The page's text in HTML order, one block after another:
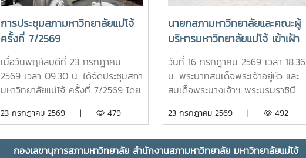
การประชุมสภามหาวิทยาลัยแม่โจ้
ครั้งที่ 7/2569
เมื่อวันพฤหัสบดีที่ 23 กรกฎาคม
2569 เวลา 09.30 น. ได้จัดประชุมสภา
มหาวิทยาลัยแม่โจ้ ครั้งที่ 7/2569 โดย
นิช นายกสภามหาวิทยาลัยแม่โจ้ เป็น
มหาวิทยาลัย ชั้น 5 อาคารสำนักงาน
23 กรกฎาคม 2569 | 479
นายกสภามหาวิทยาลัยและคณะผู้
บริหารมหาวิทยาลัยแม่โจ้ เข้าเฝ้า
ทูลละอองธุลีพระบาท ทูลเกล้าฯ
ถวายปริญญาดุษฎีบัณฑิต
กิตติมศักดิ์ ครุยวิทยฐานะ และ
ความสำเร็จของมหาวิทยาลัยร่วม
พระเจ้าอยู่หัว และสมเด็จพระนาง
วันที่ 16 กรกฎาคม 2569 เวลา 18.36
น. พระบาทสมเด็จพระเจ้าอยู่หัว และ
สมเด็จพระนางเจ้าฯ พระบรมราชินี
คณะผู้บริหารมหาวิทยาลัยแม่โจ้ เข้าเฝ้า
ปริญญาดุษฎีบัณฑิตกิตติมศักดิ์ ครุย
23 กรกฎาคม 2569 | 492
กองเลขานุการสภามหาวิทยาลัย สำนักงานสภามหาวิทยาลัย มหาวิทยาลัยแม่โจ้